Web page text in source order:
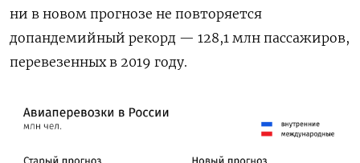
ни в новом прогнозе не повторяется
допандемийный рекорд — 128,1 млн пассажиров,
перевезенных в 2019 году.